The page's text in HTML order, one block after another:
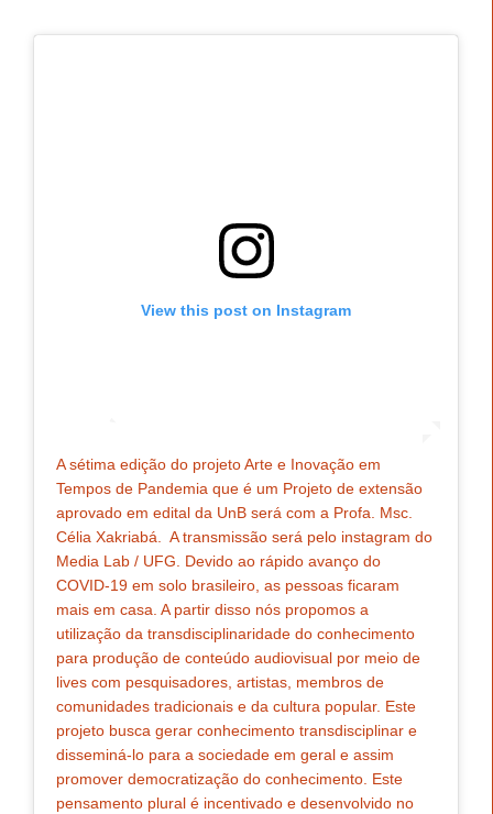
View this post on Instagram
A sétima edição do projeto Arte e Inovação em
Tempos de Pandemia que é um Projeto de extensão
aprovado em edital da UnB será com a Profa. Msc.
Célia Xakriabá. A transmissão será pelo instagram do
Media Lab / UFG. Devido ao rápido avanço do
COVID-19 em solo brasileiro, as pessoas ficaram
mais em casa. A partir disso nós propomos a
utilização da transdisciplinaridade do conhecimento
para produção de conteúdo audiovisual por meio de
lives com pesquisadores, artistas, membros de
comunidades tradicionais e da cultura popular. Este
projeto busca gerar conhecimento transdisciplinar e
disseminá-lo para a sociedade em geral e assim
promover democratização do conhecimento. Este
pensamento plural é incentivado e desenvolvido no